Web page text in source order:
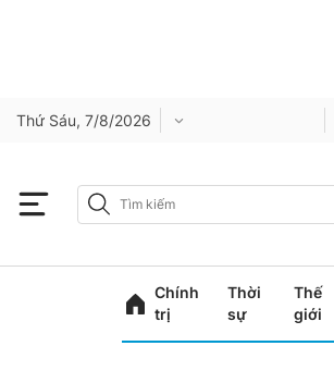
Thứ Sáu, 7/8/2026
Chính
trị
Thời
sự
Thế
giới